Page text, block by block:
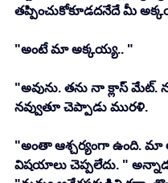
తప్పించుకోకూడదనేదే మీ
"అంటే మా అక్కయ్య.. "
"అవును. తను నా క్లాస్ మేట్.
నవ్వుతూ చెప్పాడు మురళి.
"అంతా ఆశ్చర్యంగా ఉంది. మా
విషయాలు చెప్పలేదు. "